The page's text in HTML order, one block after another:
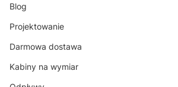
Blog
Projektowanie
Darmowa dostawa
Kabiny na wymiar